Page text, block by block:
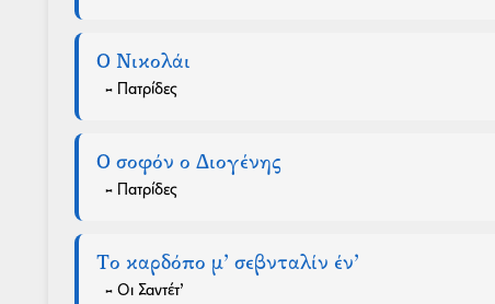
Ο Νικολάι
- Πατρίδες
Ο σοφόν ο Διογένης
- Πατρίδες
Το καρδόπο μ’ σεβνταλίν έν’
- Οι Σαντέτ’